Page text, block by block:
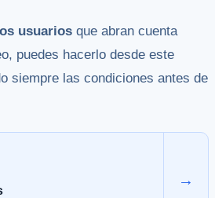
usuarios que abran cuenta
puedes hacerlo desde este
siempre las condiciones antes de
→